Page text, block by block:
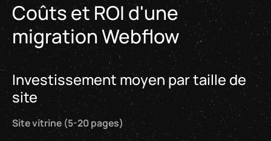
Coûts et ROI d'une
migration Webflow
Investissement moyen par taille de
site
Site vitrine (5-20 pages)